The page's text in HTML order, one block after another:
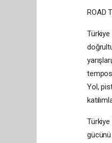
ROAD
Türkiye
Yol,